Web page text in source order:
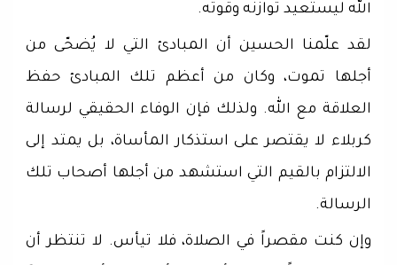
الله ليستعيد توازنه وقوته.
لقد علّمنا الحسين أن المبادئ التي لا يُضحّى من
أجلها تموت، وكان من أعظم تلك المبادئ حفظ
العلاقة مع الله. ولذلك فإن الوفاء الحقيقي لرسالة
كربلاء لا يقتصر على استذكار المأساة، بل يمتد إلى
الالتزام بالقيم التي استشهد من أجلها أصحاب تلك
الرسالة.
وإن كنت مقصراً في الصلاة، فلا تيأس. لا تنتظر أن